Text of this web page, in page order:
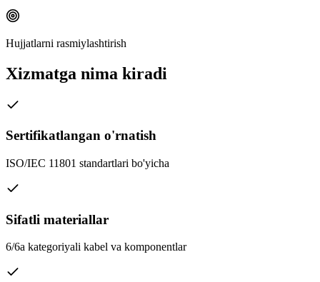
Hujjatlarni rasmiylashtirish
Xizmatga nima kiradi
Sertifikatlangan o'rnatish
ISO/IEC 11801 standartlari bo'yicha
Sifatli materiallar
6/6a kategoriyali kabel va komponentlar